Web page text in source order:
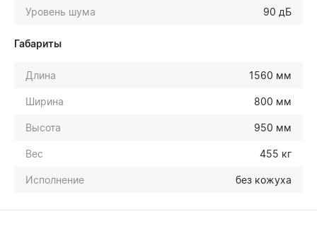
Уровень шума 90 дБ
Габариты
Длина 1560 мм
Ширина 800 мм
Высота 950 мм
Вес 455 кг
Исполнение без кожуха